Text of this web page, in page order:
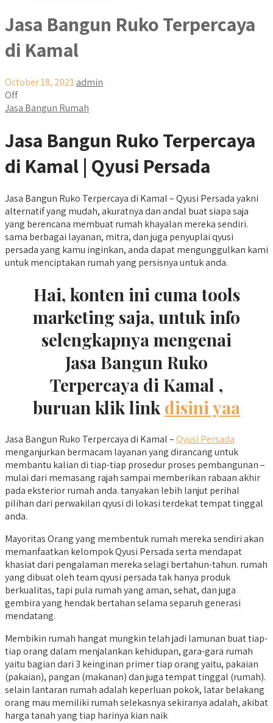
Jasa Bangun Ruko Terpercaya
di Kamal
October 18, 2021admin
Off
Jasa Bangun Rumah
Jasa Bangun Ruko Terpercaya
di Kamal | Qyusi Persada
Jasa Bangun Ruko Terpercaya di Kamal – Qyusi Persada yakni
alternatif yang mudah, akuratnya dan andal buat siapa saja
yang berencana membuat rumah khayalan mereka sendiri.
sama berbagai layanan, mitra, dan juga penyuplai qyusi
persada yang kamu inginkan, anda dapat mengunggulkan kami
untuk menciptakan rumah yang persisnya untuk anda.
Hai, konten ini cuma tools
marketing saja, untuk info
selengkapnya mengenai
Jasa Bangun Ruko
Terpercaya di Kamal ,
buruan klik link disini yaa
Jasa Bangun Ruko Terpercaya di Kamal –Qyusi Persada
menganjurkan bermacam layanan yang dirancang untuk
membantu kalian di tiap-tiap prosedur proses pembangunan –
mulai dari memasang rajah sampai memberikan rabaan akhir
pada eksterior rumah anda. tanyakan lebih lanjut perihal
pilihan dari perwakilan qyusi di lokasi terdekat tempat tinggal
anda.
Mayoritas Orang yang membentuk rumah mereka sendiri akan
memanfaatkan kelompok Qyusi Persada serta mendapat
khasiat dari pengalaman mereka selagi bertahun-tahun. rumah
yang dibuat oleh team qyusi persada tak hanya produk
berkualitas, tapi pula rumah yang aman, sehat, dan juga
gembira yang hendak bertahan selama separuh generasi
mendatang.
Membikin rumah hangat mungkin telah jadi lamunan buat tiap-
tiap orang dalam menjalankan kehidupan, gara-gara rumah
yaitu bagian dari 3 keinginan primer tiap orang yaitu, pakaian
(pakaian), pangan (makanan) dan juga tempat tinggal (rumah).
selain lantaran rumah adalah keperluan pokok, latar belakang
orang mau memiliki rumah selekasnya sekiranya adalah, akibat
harga tanah yang tiap harinya kian naik